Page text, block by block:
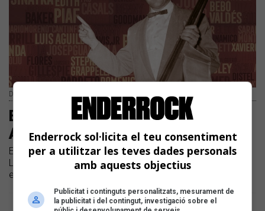
Detall del cartell de documental
Els músics catalans que van fer les
Amèriques
El Festival inèdit acull l'estrena de 'L'Home Orquestra.
L'aventura dels músics catalans a Amèrica' | Hi participen,
entre altres, Serrat, Burrull i Miralles
Enderrock sol·licita el teu consentiment
per a utilitzar les teves dades personals
amb aquests objectius
Publicitat i continguts personalitzats, mesurament de
la publicitat i del contingut, investigació sobre el